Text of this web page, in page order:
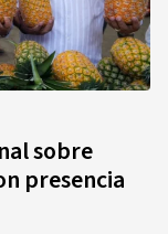
sobre
presencia